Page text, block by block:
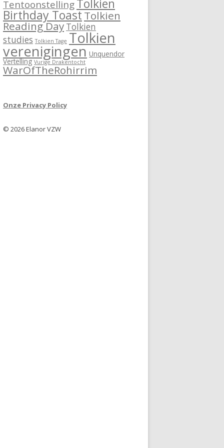
TentoonstellingTolkien
Birthday ToastTolkien
Reading Day Tolkien
studies Tolkien Tage Tolkien
verenigingen Unquendor
Vertelling Vurige Drakentocht
WarOfTheRohirrim
Onze Privacy Policy
© 2026 Elanor VZW